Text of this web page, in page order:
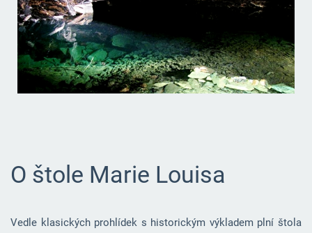
O štole Marie Louisa
Vedle klasických prohlídek s historickým výkladem plní štola